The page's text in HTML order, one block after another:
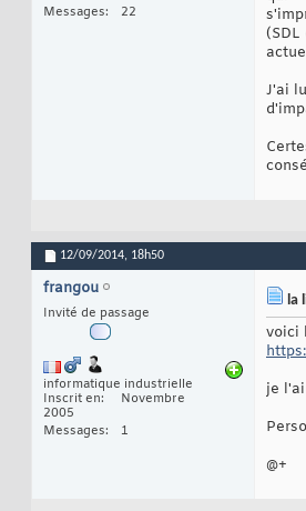
Messages
22
J'ai
12/09/2014, 18h50
frangou
Invité de passage
informatique industrielle
Inscrit en
Novembre
2005
Messages
1
la
voici
je
@+